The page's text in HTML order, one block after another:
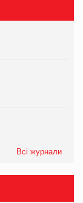
Всі журнали